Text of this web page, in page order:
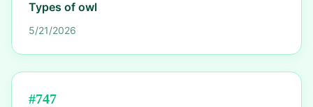
Types of owl
5/21/2026
#747